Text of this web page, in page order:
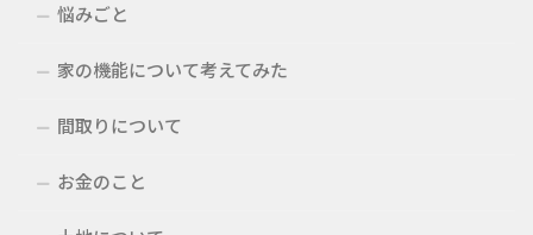
悩みごと
家の機能について考えてみた
間取りについて
お金のこと